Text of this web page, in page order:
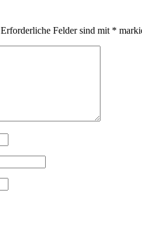
Erforderliche Felder sind mit *